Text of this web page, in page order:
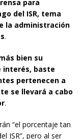
para
del ISR, tema
la administración
.
bien su
interés, baste
pertenecen a
se llevará a cabo
.
“el porcentaje tan
ISR”, pero al ser